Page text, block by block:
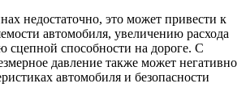
недостаточно, это может привести к
автомобиля, увеличению расхода
сцепной способности на дороге. С
давление также может негативно
автомобиля и безопасности